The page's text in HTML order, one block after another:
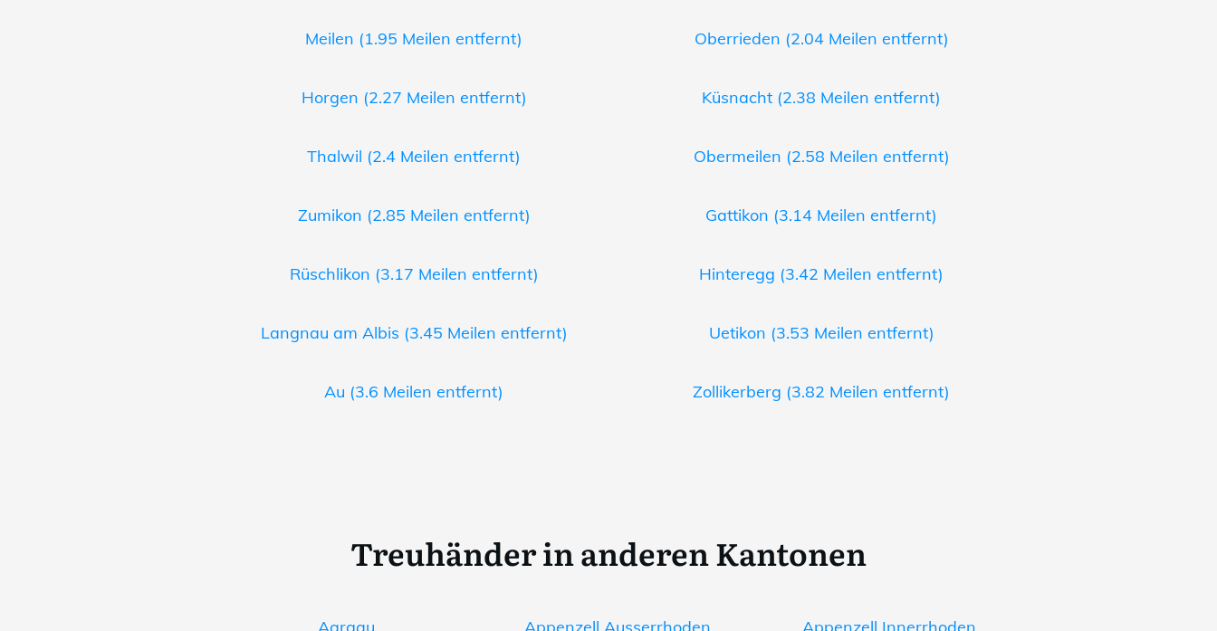
Meilen (1.95 Meilen entfernt) Oberrieden (2.04 Meilen entfernt)
Horgen (2.27 Meilen entfernt) Küsnacht (2.38 Meilen entfernt)
Thalwil (2.4 Meilen entfernt) Obermeilen (2.58 Meilen entfernt)
Zumikon (2.85 Meilen entfernt) Gattikon (3.14 Meilen entfernt)
Rüschlikon (3.17 Meilen entfernt) Hinteregg (3.42 Meilen entfernt)
Langnau am Albis (3.45 Meilen entfernt) Uetikon (3.53 Meilen entfernt)
Au (3.6 Meilen entfernt) Zollikerberg (3.82 Meilen entfernt)
Treuhänder in anderen Kantonen